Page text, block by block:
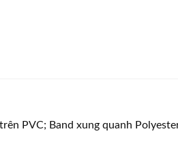
PVC; Band xung quanh